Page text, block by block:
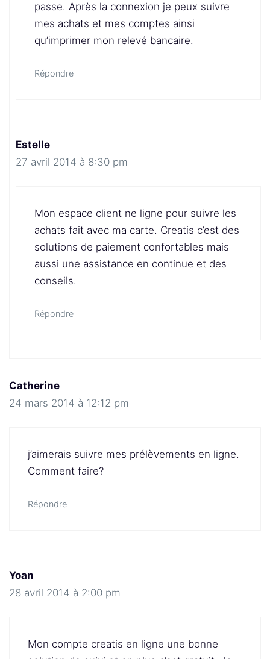
passe. Après la connexion je peux suivre
mes achats et mes comptes ainsi
qu’imprimer mon relevé bancaire.
Répondre
Estelle
27 avril 2014 à 8:30 pm
Mon espace client ne ligne pour suivre les
achats fait avec ma carte. Creatis c’est des
solutions de paiement confortables mais
aussi une assistance en continue et des
conseils.
Répondre
Catherine
24 mars 2014 à 12:12 pm
j’aimerais suivre mes prélèvements en ligne.
Comment faire?
Répondre
Yoan
28 avril 2014 à 2:00 pm
Mon compte creatis en ligne une bonne